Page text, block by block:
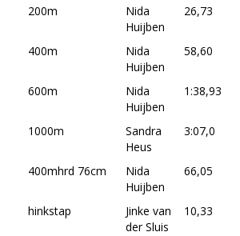
200m
Nida
Huijben
26,73
400m
Nida
Huijben
58,60
600m
Nida
Huijben
1:38,93
1000m
Sandra
Heus
3:07,0
400mhrd 76cm
Nida
Huijben
66,05
hinkstap
Jinke van
der Sluis
10,33